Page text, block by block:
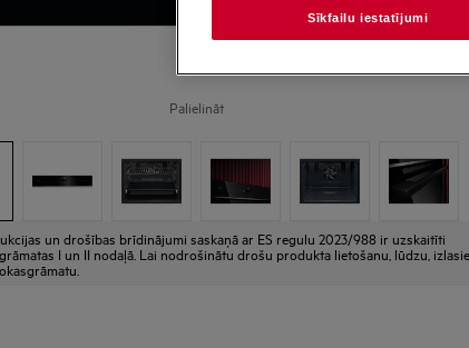
Palielināt
un drošības brīdinājumi saskaņā ar ES regulu 2023/988 ir uzskaitīti
I un II nodaļā. Lai nodrošinātu drošu produkta lietošanu, lūdzu,
Sīkfailu iestatījumi